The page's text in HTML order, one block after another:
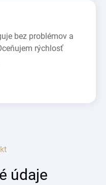
bez problémov a
rýchlosť
údaje